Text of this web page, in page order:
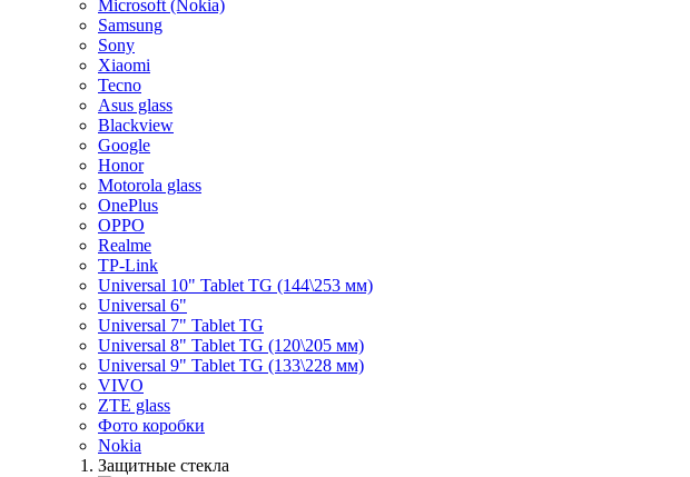
Microsoft (Nokia)
Samsung
Sony
Xiaomi
Tecno
Asus glass
Blackview
Google
Honor
Motorola glass
OnePlus
OPPO
Realme
TP-Link
Universal 10" Tablet TG (144\253 мм)
Universal 6"
Universal 7" Tablet TG
Universal 8" Tablet TG (120\205 мм)
Universal 9" Tablet TG (133\228 мм)
VIVO
ZTE glass
Фото коробки
Nokia
Защитные стекла